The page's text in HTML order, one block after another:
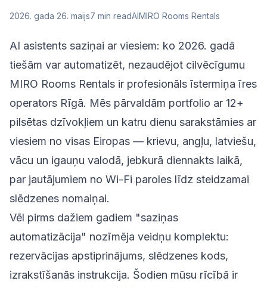
2026. gada 26. maijs7 min readAIMIRO Rooms Rentals
AI asistents saziņai ar viesiem: ko 2026. gadā
tiešām var automatizēt, nezaudējot cilvēcīgumu
MIRO Rooms Rentals ir profesionāls īstermiņa īres
operators Rīgā. Mēs pārvaldām portfolio ar 12+
pilsētas dzīvokļiem un katru dienu sarakstāmies ar
viesiem no visas Eiropas — krievu, angļu, latviešu,
vācu un igauņu valodā, jebkurā diennakts laikā,
par jautājumiem no Wi-Fi paroles līdz steidzamai
slēdzenes nomaiņai.
Vēl pirms dažiem gadiem "saziņas
automatizācija" nozīmēja veidņu komplektu:
rezervācijas apstiprinājums, slēdzenes kods,
izrakstīšanās instrukcija. Šodien mūsu rīcībā ir